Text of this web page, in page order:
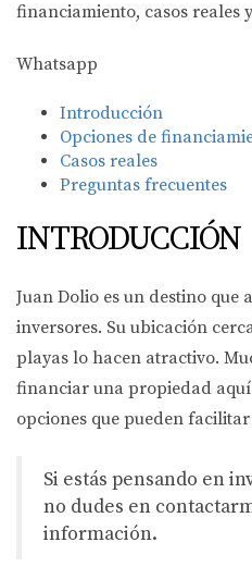
financiamiento, casos reales
Whatsapp
Introducción
Opciones de
Casos reales
Preguntas frecuentes
INTRODUCCIÓN
Juan Dolio es un destino que
inversores. Su ubicación
playas lo hacen atractivo.
financiar una propiedad
opciones que pueden
Si estás pensando en
no dudes en
información.